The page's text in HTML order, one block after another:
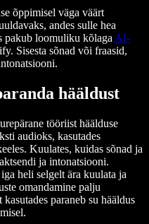
õppimisel väga väärt
andes sulle hea
pakub loomuliku kõlaga AI-
Sisesta sõnad või fraasid,
hääldust
tööriist häälduse
audioks, kasutades
Kuulates, kuidas sõnad ja
ja intonatsiooni.
heli selgelt ära kuulata ja
omandamine palju
paraneb su hääldus